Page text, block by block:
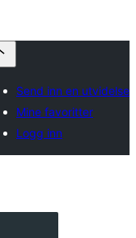
Send inn en utvidelse
Mine favoritter
Logg inn